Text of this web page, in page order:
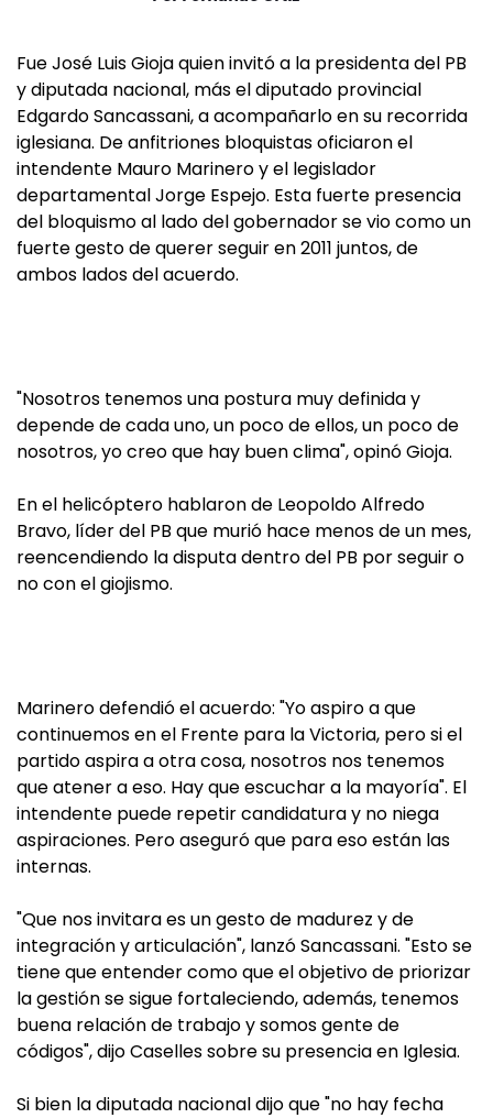
Fue José Luis Gioja quien invitó a la presidenta del PB
y diputada nacional, más el diputado provincial
Edgardo Sancassani, a acompañarlo en su recorrida
iglesiana. De anfitriones bloquistas oficiaron el
intendente Mauro Marinero y el legislador
departamental Jorge Espejo. Esta fuerte presencia
del bloquismo al lado del gobernador se vio como un
fuerte gesto de querer seguir en 2011 juntos, de
ambos lados del acuerdo.
"Nosotros tenemos una postura muy definida y
depende de cada uno, un poco de ellos, un poco de
nosotros, yo creo que hay buen clima", opinó Gioja.
En el helicóptero hablaron de Leopoldo Alfredo
Bravo, líder del PB que murió hace menos de un mes,
reencendiendo la disputa dentro del PB por seguir o
no con el giojismo.
Marinero defendió el acuerdo: "Yo aspiro a que
continuemos en el Frente para la Victoria, pero si el
partido aspira a otra cosa, nosotros nos tenemos
que atener a eso. Hay que escuchar a la mayoría". El
intendente puede repetir candidatura y no niega
aspiraciones. Pero aseguró que para eso están las
internas.
"Que nos invitara es un gesto de madurez y de
integración y articulación", lanzó Sancassani. "Esto se
tiene que entender como que el objetivo de priorizar
la gestión se sigue fortaleciendo, además, tenemos
buena relación de trabajo y somos gente de
códigos", dijo Caselles sobre su presencia en Iglesia.
Si bien la diputada nacional dijo que "no hay fecha